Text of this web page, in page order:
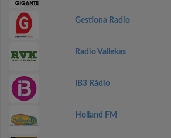
Gestiona Radio
Radio Vallekas
IB3 Ràdio
Holland FM